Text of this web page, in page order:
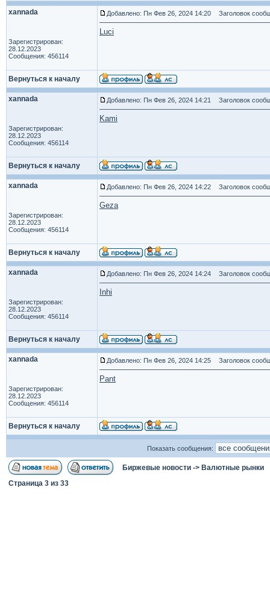
xannada
Зарегистрирован:
28.12.2023
Сообщения: 456114
Добавлено: Пн Фев 26, 2024 14:20 Заголовок
Luci
Вернуться к началу
xannada
Зарегистрирован:
28.12.2023
Сообщения: 456114
Добавлено: Пн Фев 26, 2024 14:21 Заголовок
Kami
Вернуться к началу
xannada
Зарегистрирован:
28.12.2023
Сообщения: 456114
Добавлено: Пн Фев 26, 2024 14:22 Заголовок
Geza
Вернуться к началу
xannada
Зарегистрирован:
28.12.2023
Сообщения: 456114
Добавлено: Пн Фев 26, 2024 14:24 Заголовок
Inhi
Вернуться к началу
xannada
Зарегистрирован:
28.12.2023
Сообщения: 456114
Добавлено: Пн Фев 26, 2024 14:25 Заголовок
Pant
Вернуться к началу
Показать сообщения:
Биржевые новости -> Валютные рынки
Страница 3 из 33